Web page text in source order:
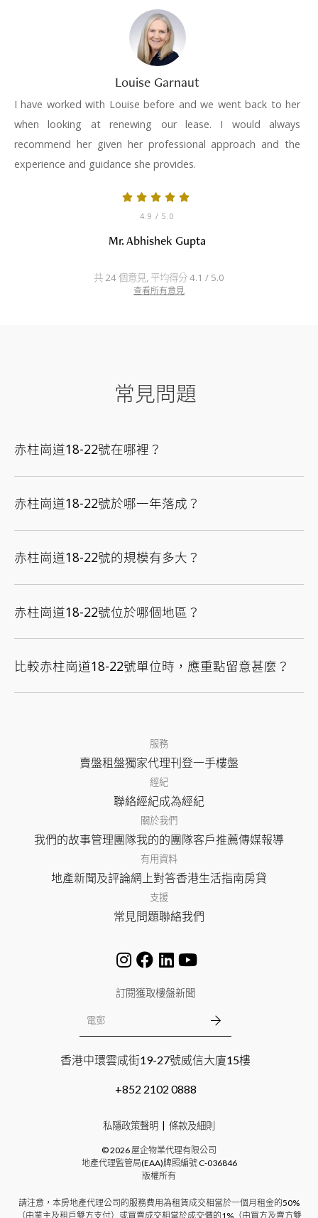
Louise Garnaut
I have worked with Louise before and we went back to her
when looking at renewing our lease. I would always
recommend her given her professional approach and the
experience and guidance she provides.
4.9 / 5.0
Mr. Abhishek Gupta
共 24 個意見, 平均得分 4.1 / 5.0
查看所有意見
常見問題
赤柱崗道18-22號在哪裡？
赤柱崗道18-22號於哪一年落成？
赤柱崗道18-22號的規模有多大？
赤柱崗道18-22號位於哪個地區？
比較赤柱崗道18-22號單位時，應重點留意甚麼？
服務
賣盤租盤獨家代理刊登一手樓盤
經紀
聯絡經紀成為經紀
關於我們
我們的故事管理團隊我的的團隊客戶推薦傳媒報導
有用資料
地產新聞及評論網上對答香港生活指南房貸
支援
常見問題聯絡我們
訂閱獲取樓盤新聞
香港中環雲咸街19-27號威信大廈15樓
+852 2102 0888
私隱政策聲明 條款及細則
©2026屋企物業代理有限公司
地產代理監管局(EAA)牌照編號C-036846
版權所有
請注意，本房地產代理公司的服務費用為租賃成交相當於一個月租金的50%
（由業主及租戶雙方支付）或買賣成交相當於成交價的1%（由買方及賣方雙